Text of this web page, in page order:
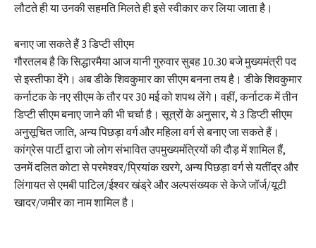
लौटते ही या उनकी सहमति मिलते ही इसे स्वीकार कर लिया जाता है।
बनाए जा सकते हैं 3 डिप्टी सीएम
गौरतलब है कि सिद्धारमैया आज यानी गुरुवार सुबह 10.30 बजे मुख्यमंत्री पद
से इस्तीफा देंगे। अब डीके शिवकुमार का सीएम बनना तय है। डीके शिवकुमार
कर्नाटक के नए सीएम के तौर पर 30 मई को शपथ लेंगे। वहीं, कर्नाटक में तीन
डिप्टी सीएम बनाए जाने की भी चर्चा है। सूत्रों के अनुसार, ये 3 डिप्टी सीएम
अनुसूचित जाति, अन्य पिछड़ा वर्ग और महिला वर्ग से बनाए जा सकते हैं।
कांग्रेस पार्टी द्वारा जो लोग संभावित उपमुख्यमंत्रियों की दौड़ में शामिल हैं,
उनमें दलित कोटा से परमेश्वर/प्रियांक खरगे, अन्य पिछड़ा वर्ग से यतींद्र और
लिंगायत से एमबी पाटिल/ईश्वर खंड्रे और अल्पसंख्यक से केजे जॉर्ज/यूटी
खादर/जमीर का नाम शामिल है।